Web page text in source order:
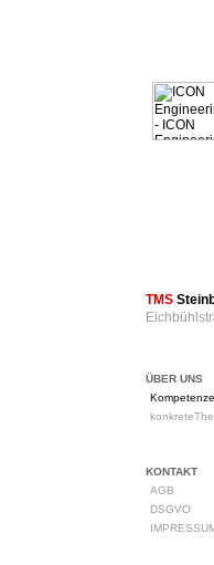
TMS
ÜBER UNS
KONTAKT
AGB
DSGVO